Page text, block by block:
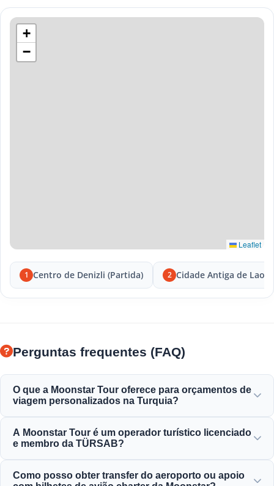
+
−
Leaflet
1 Centro de Denizli (Partida) 2 Cidade Antiga de
Perguntas frequentes (FAQ)
O que a Moonstar Tour oferece para orçamentos de
viagem personalizados na Turquia?
personalizados para viagens corporativas, de negócios e
lazer, oferecendo opções que se adequam a todos os
A Moonstar Tour é um operador turístico licenciado
e membro da TÜRSAB?
totalmente licenciada e um orgulhoso membro da TÜRSAB
Como posso obter transfer do aeroporto ou apoio